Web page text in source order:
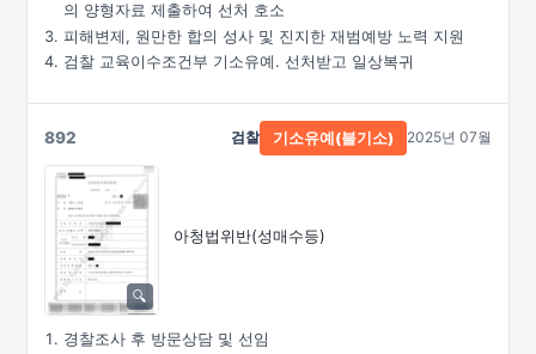
의 양형자료 제출하여 선처 호소
피해변제, 원만한 합의 성사 및 진지한 재범예방 노력 지원
검찰 교육이수조건부 기소유예. 선처받고 일상복귀
892
아청법위반(성매수등)
검찰 기소유예(불기소) 2025년 07월
경찰조사 후 방문상담 및 선임